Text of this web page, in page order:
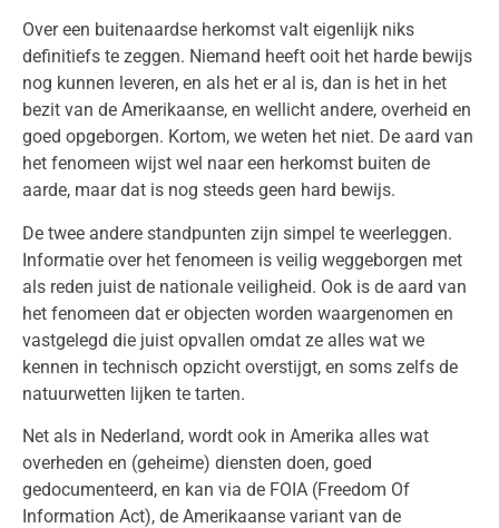
Over een buitenaardse herkomst valt eigenlijk niks
definitiefs te zeggen. Niemand heeft ooit het harde bewijs
nog kunnen leveren, en als het er al is, dan is het in het
bezit van de Amerikaanse, en wellicht andere, overheid en
goed opgeborgen. Kortom, we weten het niet. De aard van
het fenomeen wijst wel naar een herkomst buiten de
aarde, maar dat is nog steeds geen hard bewijs.
De twee andere standpunten zijn simpel te weerleggen.
Informatie over het fenomeen is veilig weggeborgen met
als reden juist de nationale veiligheid. Ook is de aard van
het fenomeen dat er objecten worden waargenomen en
vastgelegd die juist opvallen omdat ze alles wat we
kennen in technisch opzicht overstijgt, en soms zelfs de
natuurwetten lijken te tarten.
Net als in Nederland, wordt ook in Amerika alles wat
overheden en (geheime) diensten doen, goed
gedocumenteerd, en kan via de FOIA (Freedom Of
Information Act), de Amerikaanse variant van de